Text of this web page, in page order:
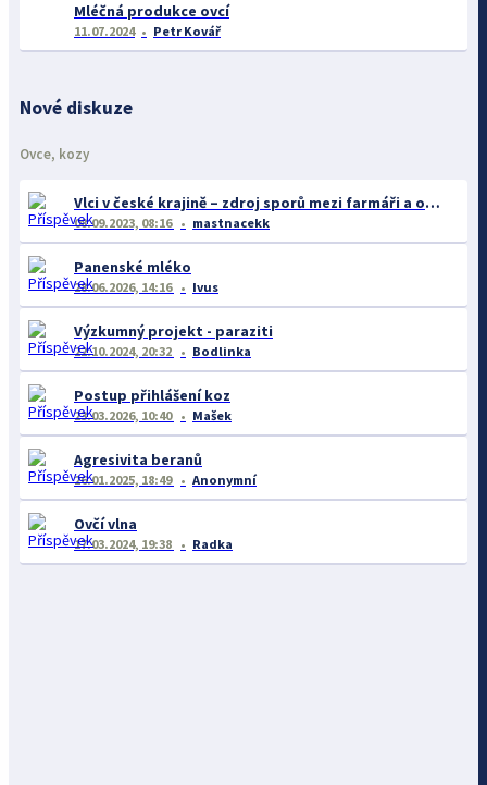
Mléčná produkce ovcí
11.07.2024 Petr Kovář
Nové diskuze
Ovce, kozy
Vlci v české krajině – zdroj sporů mezi farmáři a ochránci
08.09.2023, 08:16 mastnacekk
Panenské mléko
28.06.2026, 14:16 Ivus
Výzkumný projekt - paraziti
22.10.2024, 20:32 Bodlinka
Postup přihlášení koz
23.03.2026, 10:40 Mašek
Agresivita beranů
26.01.2025, 18:49 Anonymní
Ovčí vlna
17.03.2024, 19:38 Radka